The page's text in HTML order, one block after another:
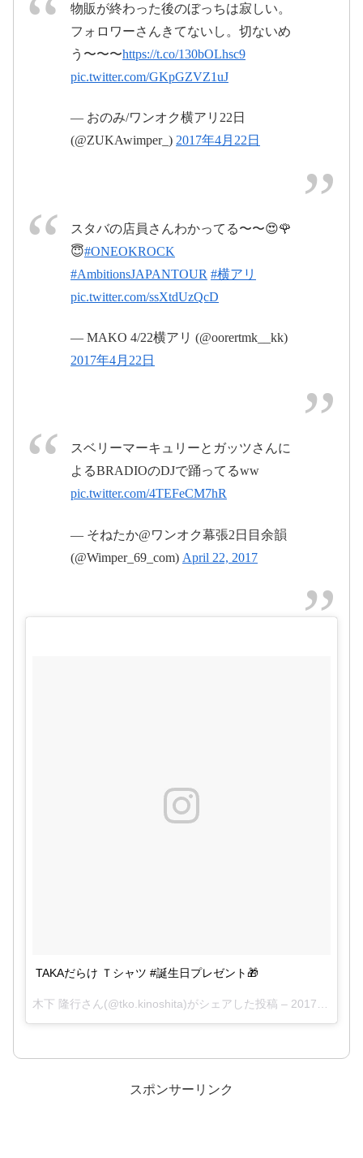
#AmbitionsJAPANTOUR
2017年4月23日
2017年4月23
日
April 22,
物販が終わった後のぼっちは寂しい。
フォロワーさんきてないし。切ないめ
う〜〜〜https://t.co/130bOLhsc9
pic.twitter.com/GKpGZVZ1uJ
— おのみ/ワンオク横アリ22日
(@ZUKAwimper_) 2017年4月22日
スタバの店員さんわかってる〜〜😍🌹
😇#ONEOKROCK
#AmbitionsJAPANTOUR #横アリ
pic.twitter.com/ssXtdUzQcD
— MAKO 4/22横アリ (@oorertmk__kk)
2017年4月22日
スベリーマーキュリーとガッツさんに
よるBRADIOのDJで踊ってるww
pic.twitter.com/4TEFeCM7hR
— そねたか@ワンオク幕張2日目余韻
(@Wimper_69_com) April 22, 2017
TAKAだらけ Ｔシャツ #誕生日プレゼント🎁
木下 隆行さん(@tko.kinoshita)がシェアした投稿 – 2017 4月 22 9:52午前 PDT
スポンサーリンク